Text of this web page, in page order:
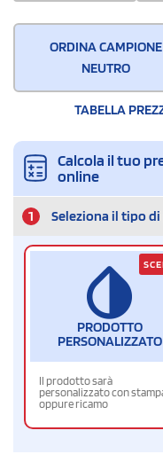
ORDINA CAMPIONE
NEUTRO
TABELLA
Calcola il tuo
online
1 Seleziona il tipo
PRODOTTO
PERSONALIZZATO
Il prodotto sarà
personalizzato con
oppure ricamo